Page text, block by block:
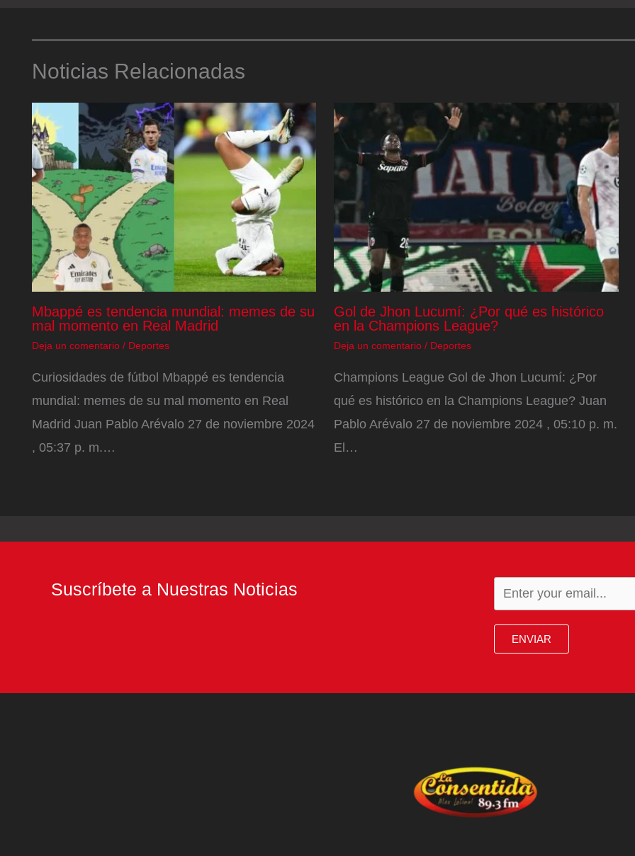
Noticias Relacionadas
Mbappé es tendencia mundial: memes de su
mal momento en Real Madrid
Deja un comentario / Deportes
Curiosidades de fútbol Mbappé es tendencia
mundial: memes de su mal momento en Real
Madrid Juan Pablo Arévalo 27 de noviembre 2024
, 05:37 p. m.…
Gol de Jhon Lucumí: ¿Por qué es histórico
en la Champions League?
Deja un comentario / Deportes
Champions League Gol de Jhon Lucumí: ¿Por
qué es histórico en la Champions League? Juan
Pablo Arévalo 27 de noviembre 2024 , 05:10 p. m.
El…
Suscríbete a Nuestras Noticias
ENVIAR